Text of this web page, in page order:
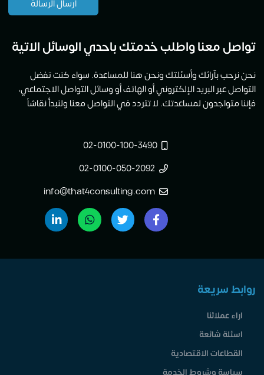
واطلب خدمتك باحدي الوسائل الاتية
بآرائك وأسئلتك ونحن هنا للمساعدة. سواء كنت تفضل
البريد الإلكتروني أو الهاتف أو وسائل التواصل الاجتماعي،
لمساعدتك. لا تتردد في التواصل معنا ولنبدأ نقاشاً
02-0100-100-3490
02-0100-050-2092
info@that4consulting.com
شائعة
الاقتصادية
وشروط الخدمة